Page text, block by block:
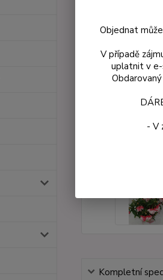
Kompletní
Objednat
V případě
uplatnit v e-
- V